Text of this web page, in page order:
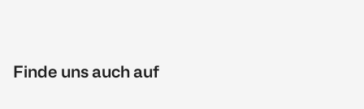
Finde uns auch auf